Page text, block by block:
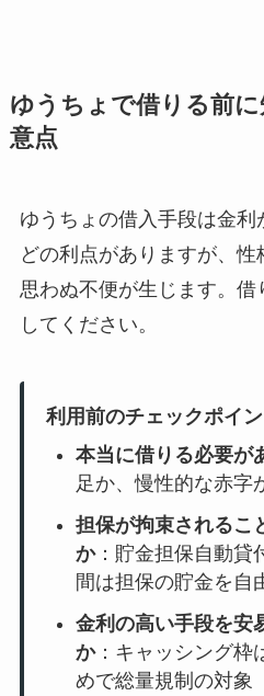
ゆうちょで借りる前
意点
ゆうちょの借入手段は金
どの利点がありますが、性
思わぬ不便が生じます。
してください。
利用前のチェックポイン
本当に借りる必要が
足か、慢性的な赤字
担保が拘束されるこ
か：貯金担保自動貸
間は担保の貯金を自
金利の高い手段を安
か：キャッシング枠
めで総量規制の対象